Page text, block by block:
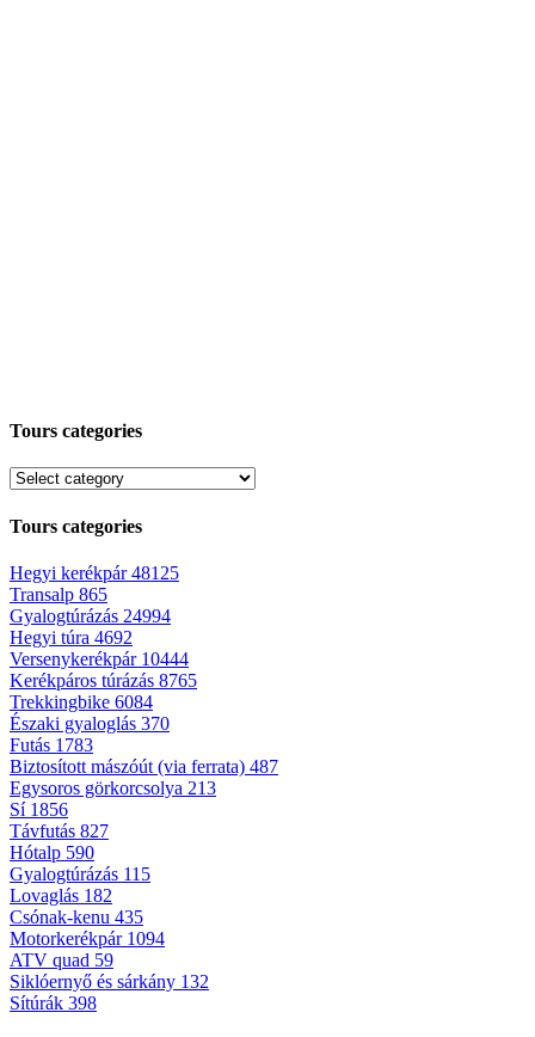
Tours categories
Tours categories
Hegyi kerékpár48125
Transalp 865
Gyalogtúrázás 24994
Hegyi túra 4692
Versenykerékpár 10444
Kerékpáros túrázás 8765
Trekkingbike 6084
Északi gyaloglás 370
Futás 1783
Biztosított mászóút (via ferrata) 487
Egysoros görkorcsolya 213
Sí 1856
Távfutás 827
Hótalp 590
Gyalogtúrázás 115
Lovaglás 182
Csónak-kenu 435
Motorkerékpár 1094
ATV quad 59
Siklóernyő és sárkány 132
Sítúrák 398